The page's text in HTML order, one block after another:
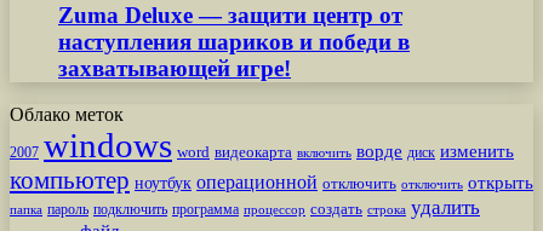
Zuma Deluxe — защити центр от
наступления шариков и победи в
захватывающей игре!
Облако меток
2007 windows word видеокарта включить ворде диск изменить
компьютер ноутбук операционной отключить отключить открыть
папка пароль подключить программа процессор создать строка удалить